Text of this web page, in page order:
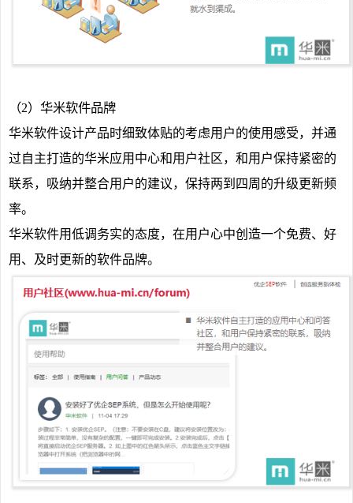
（2）华米软件品牌
华米软件设计产品时细致体贴的考虑用户的使用感受，并通
过自主打造的华米应用中心和用户社区，和用户保持紧密的
联系，吸纳并整合用户的建议，保持两到四周的升级更新频
率。
华米软件用低调务实的态度，在用户心中创造一个免费、好
用、及时更新的软件品牌。